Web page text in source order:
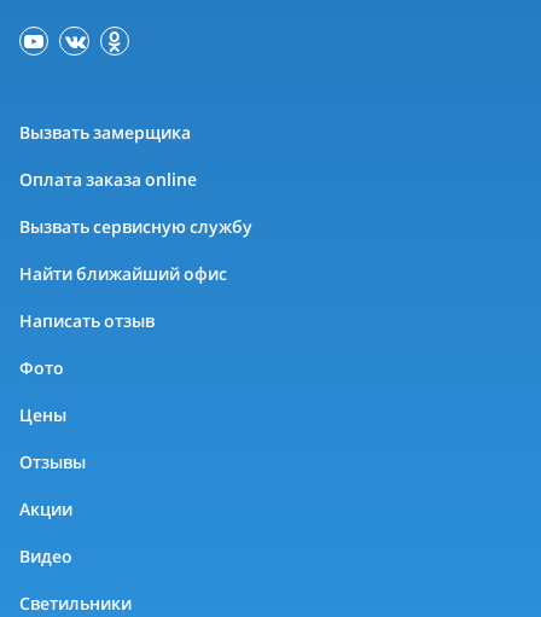
Вызвать замерщика
Оплата заказа online
Вызвать сервисную службу
Найти ближайший офис
Написать отзыв
Фото
Цены
Отзывы
Акции
Видео
Светильники